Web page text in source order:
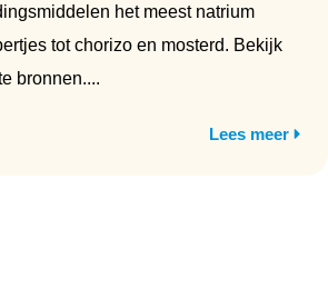
het meest natrium
tot chorizo en mosterd. Bekijk
bronnen....
Lees meer